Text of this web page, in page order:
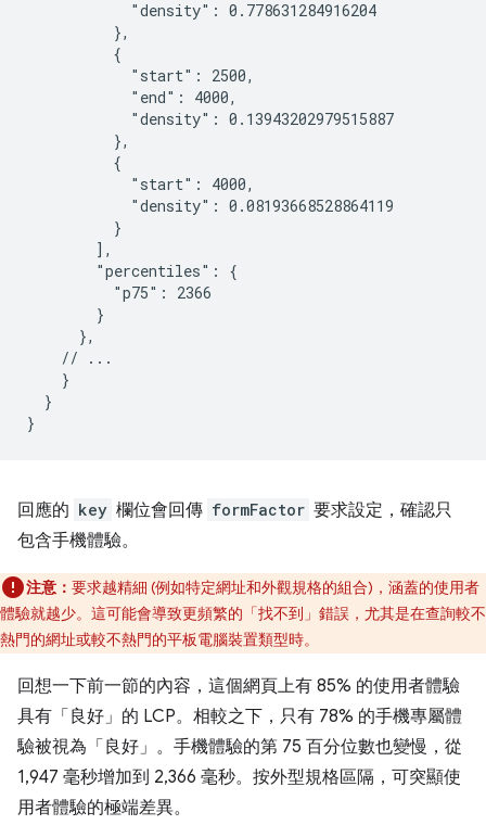
            "density": 0.778631284916204
          },
          {
            "start": 2500,
            "end": 4000,
            "density": 0.13943202979515887
          },
          {
            "start": 4000,
            "density": 0.08193668528864119
          }
        ],
        "percentiles": {
          "p75": 2366
        }
      },
    // ...
    }
  }
回應的 key 欄位會回傳 formFactor 要求設定，確認只
包含手機體驗。
注意： 要求越精細 (例如特定網址和外觀規格的組合)，涵蓋的使用者
體驗就越少。這可能會導致更頻繁的「找不到」錯誤，尤其是在查詢較不
熱門的網址或較不熱門的平板電腦裝置類型時。
回想一下前一節的內容，這個網頁上有 85% 的使用者體驗
具有「良好」的 LCP。相較之下，只有 78% 的手機專屬體
驗被視為「良好」。手機體驗的第 75 百分位數也變慢，從
1,947 毫秒增加到 2,366 毫秒。按外型規格區隔，可突顯使
用者體驗的極端差異。